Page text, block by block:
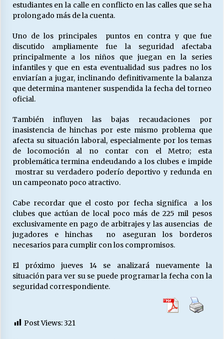
VOLVER A SER ALTERNATIVA
16/06/2026
MUNICIPALIDADES, HONORARIOS, DESPIDOS
28/05/2026
16/05/2026
S.O.S. a los ricos, Save Our Souls (Salvar
Nuestras Almas)
30/04/2026
18/04/2026
Chile y sus segmentos de la riqueza
06/04/2026
estudiantes en la calle en conflicto en las calles que se ha
prolongado más de la cuenta.
Uno de los principales puntos en contra y que fue
discutido ampliamente fue la seguridad afectaba
principalmente a los niños que juegan en la series
infantiles y que en esta eventualidad sus padres no los
enviarían a jugar, inclinando definitivamente la balanza
que determina mantener suspendida la fecha del torneo
oficial.
También influyen las bajas recaudaciones por
inasistencia de hinchas por este mismo problema que
afecta su situación laboral, especialmente por los temas
de locomoción al no contar con el Metro; esta
problemática termina endeudando a los clubes e impide
mostrar su verdadero poderío deportivo y redunda en
un campeonato poco atractivo.
Cabe recordar que el costo por fecha significa a los
clubes que actúan de local poco más de 225 mil pesos
exclusivamente en pago de arbitrajes y las ausencias de
jugadores e hinchas no aseguran los borderos
necesarios para cumplir con los compromisos.
El próximo jueves 14 se analizará nuevamente la
situación para ver su se puede programar la fecha con la
seguridad correspondiente.
Post Views:321